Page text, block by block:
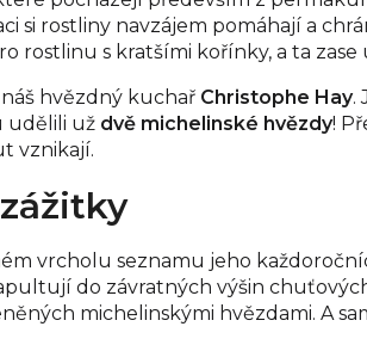
si rostliny navzájem pomáhají a
rostlinu s kratšími kořínky, a ta
hvězdný kuchař Christophe Hay.
udělili už dvě michelinské hvězdy!
vznikají.
vrcholu seznamu jeho
do závratných výšin
michelinskými hvězdami. A